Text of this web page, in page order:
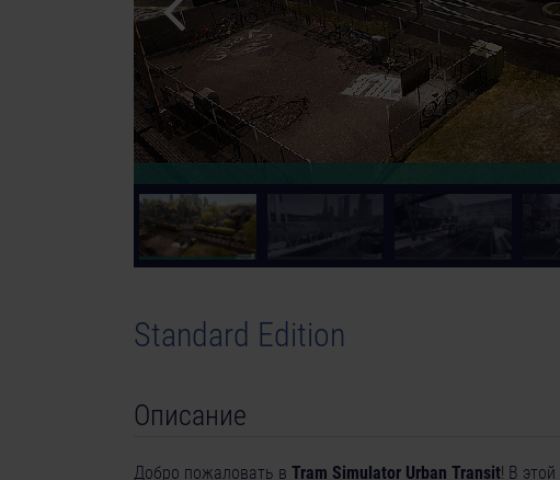
Standard Edition
Описание
Добро пожаловать в Tram Simulator Urban Transit! В